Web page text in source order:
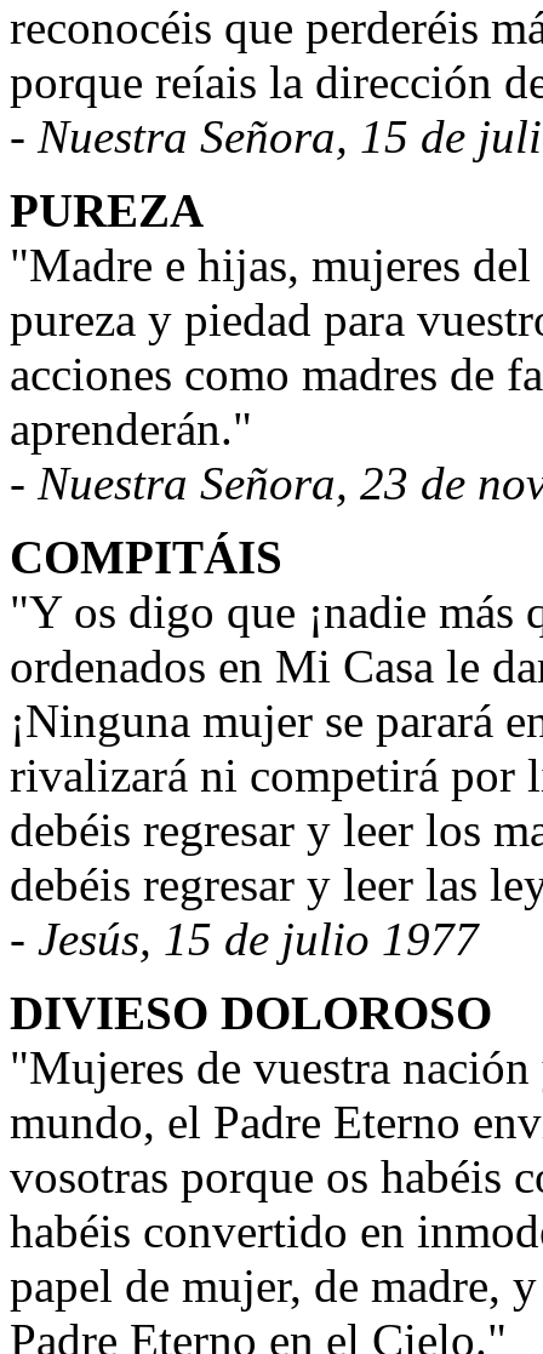
reconocéis que perderéis
porque reíais la dirección
- Nuestra Señora, 15 de
PUREZA
"Madre e hijas, mujeres
pureza y piedad para
acciones como madres de
aprenderán."
- Nuestra Señora, 23 de
COMPITÁIS
"Y os digo que ¡nadie más
ordenados en Mi Casa le
¡Ninguna mujer se parará
rivalizará ni competirá por
debéis regresar y leer los
debéis regresar y leer las
- Jesús, 15 de julio 1977
DIVIESO DOLOROSO
"Mujeres de vuestra
mundo, el Padre Eterno
vosotras porque os habéis
habéis convertido en
papel de mujer, de madre,
Padre Eterno en el Cielo."